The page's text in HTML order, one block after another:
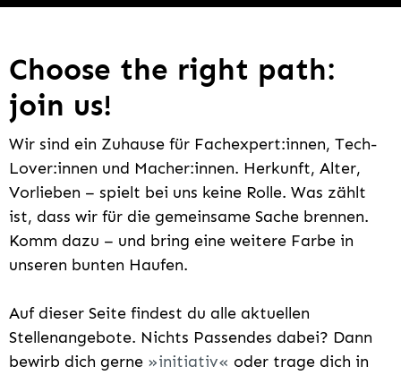
Choose the right path:
join us!
Wir sind ein Zuhause für Fachexpert:innen, Tech-
Lover:innen und Macher:innen. Herkunft, Alter,
Vorlieben – spielt bei uns keine Rolle. Was zählt
ist, dass wir für die gemeinsame Sache brennen.
Komm dazu – und bring eine weitere Farbe in
unseren bunten Haufen.
Auf dieser Seite findest du alle aktuellen
Stellenangebote. Nichts Passendes dabei? Dann
bewirb dich gerne
initiativ
oder trage dich in